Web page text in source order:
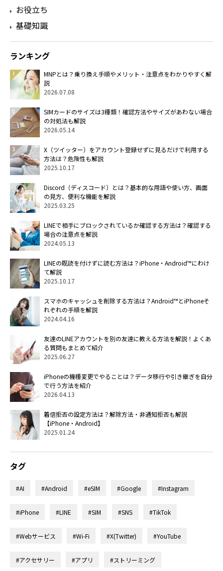
お役立ち
基礎知識
ランキング
MNPとは？乗り換え手順やメリット・注意点をわかりやすく解
説
2026.07.08
SIMカードのサイズは3種類！確認方法やサイズがあわない場合
の対処法も解説
2026.05.14
X（ツイッター）をアカウント登録せずに見るだけで利用する
方法は？危険性も解説
2025.10.17
Discord（ディスコード）とは？基本的な用語や使い方、画面
の見方、便利な機能を解説
2025.03.25
LINEで相手にブロックされているか確認する方法は？確認する
場合の注意点を解説
2024.05.13
LINEの既読を付けずに読む方法は？iPhone・Android™にわけ
て解説
2025.10.17
スマホのキャッシュを削除する方法は？Android™とiPhoneそ
れぞれの手順を解説
2024.04.16
友達のLINEアカウントを別の友達に教える方法を解説！よくあ
る質問もまとめて紹介
2025.06.27
iPhoneの機種変更でやることは？データ移行や引き継ぎを自分
で行う方法を紹介
2026.04.13
着信拒否の設定方法は？解除方法・非通知拒否も解説
【iPhone・Android】
2025.01.24
タグ
#AI #Android #eSIM #Google #Instagram
#iPhone #LINE #SIM #SNS #TikTok
#Webサービス #Wi-Fi #X(Twitter) #YouTube
#アクセサリー #アプリ #ストリーミング